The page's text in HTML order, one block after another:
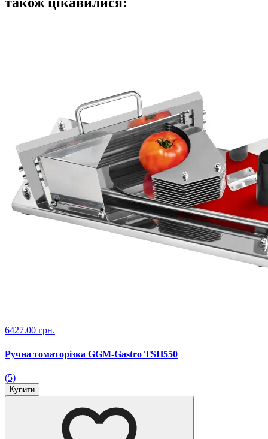
6427.00 грн.
Ручна томаторізка GGM-Gastro TSH550
(5)
Купити